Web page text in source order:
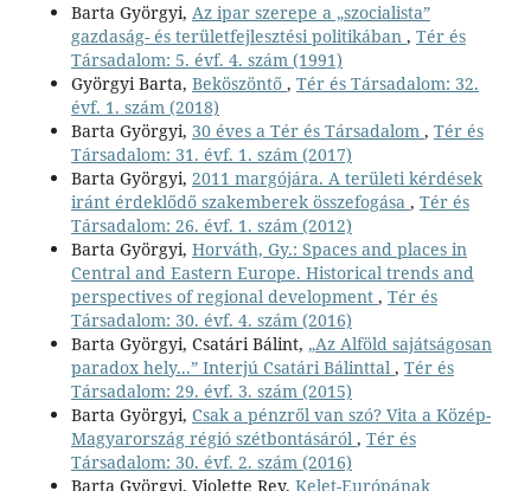
Barta Györgyi, Az ipar szerepe a „szocialista”
gazdaság- és területfejlesztési politikában , Tér és
Társadalom: 5. évf. 4. szám (1991)
Györgyi Barta, Beköszöntő , Tér és Társadalom: 32.
évf. 1. szám (2018)
Barta Györgyi, 30 éves a Tér és Társadalom , Tér és
Társadalom: 31. évf. 1. szám (2017)
Barta Györgyi, 2011 margójára. A területi kérdések
iránt érdeklődő szakemberek összefogása , Tér és
Társadalom: 26. évf. 1. szám (2012)
Barta Györgyi, Horváth, Gy.: Spaces and places in
Central and Eastern Europe. Historical trends and
perspectives of regional development , Tér és
Társadalom: 30. évf. 4. szám (2016)
Barta Györgyi, Csatári Bálint, „Az Alföld sajátságosan
paradox hely...” Interjú Csatári Bálinttal , Tér és
Társadalom: 29. évf. 3. szám (2015)
Barta Györgyi, Csak a pénzről van szó? Vita a Közép-
Magyarország régió szétbontásáról , Tér és
Társadalom: 30. évf. 2. szám (2016)
Barta Györgyi, Violette Rey, Kelet-Európának